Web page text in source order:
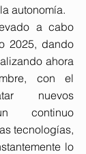
autonomía.
a cabo
2025, dando
ahora
con el
nuevos
continuo
tecnologías,
lo